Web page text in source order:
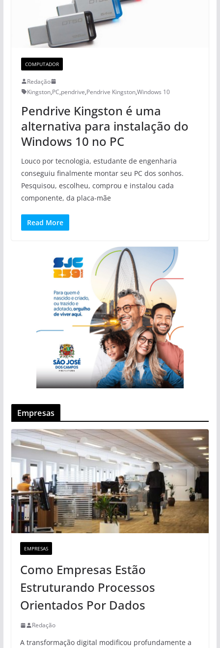
COMPUTADOR
Redação
Kingston,PC,pendrive,Pendrive Kingston,Windows 10
Pendrive Kingston é uma
alternativa para instalação do
Windows 10 no PC
Louco por tecnologia, estudante de engenharia
conseguiu finalmente montar seu PC dos sonhos.
Pesquisou, escolheu, comprou e instalou cada
componente, da placa-mãe
Read More
Empresas
EMPRESAS
Como Empresas Estão
Estruturando Processos
Orientados Por Dados
Redação
A transformação digital modificou profundamente a